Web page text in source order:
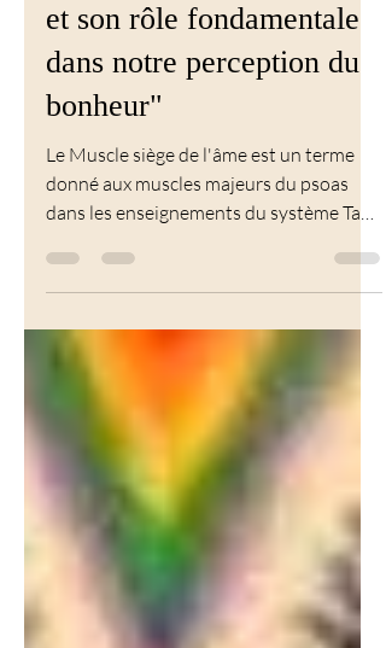
Le psoas muscle de l'âme
et son rôle fondamentale
dans notre perception du
bonheur"
Le Muscle siège de l'âme est un terme
dans les enseignements du système Tao
de guérison universel...